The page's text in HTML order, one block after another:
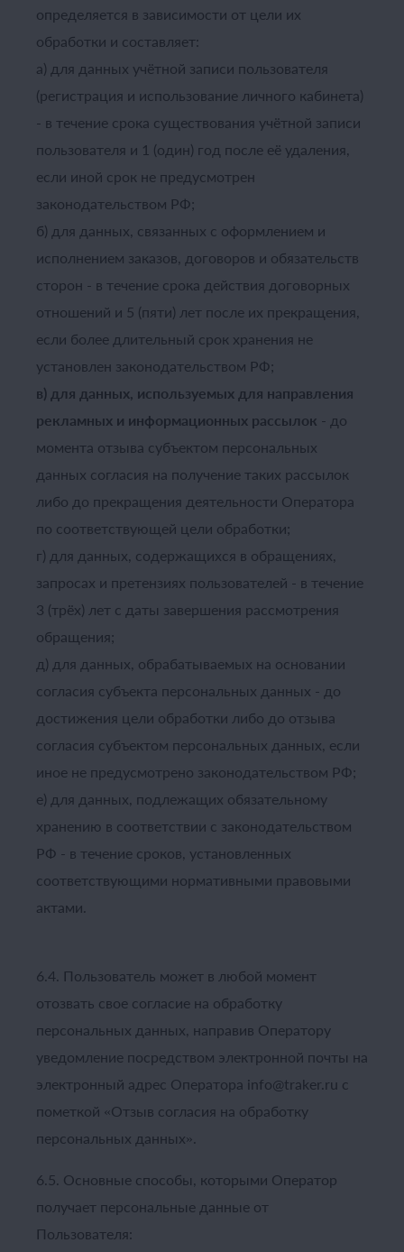
определяется в зависимости от цели их
обработки и составляет:
а) для данных учётной записи пользователя
(регистрация и использование личного кабинета)
- в течение срока существования учётной записи
пользователя и 1 (один) год после её удаления,
если иной срок не предусмотрен
законодательством РФ;
б) для данных, связанных с оформлением и
исполнением заказов, договоров и обязательств
сторон - в течение срока действия договорных
отношений и 5 (пяти) лет после их прекращения,
если более длительный срок хранения не
установлен законодательством РФ;
в) для данных, используемых для направления
рекламных и информационных рассылок - до
момента отзыва субъектом персональных
данных согласия на получение таких рассылок
либо до прекращения деятельности Оператора
по соответствующей цели обработки;
г) для данных, содержащихся в обращениях,
запросах и претензиях пользователей - в течение
3 (трёх) лет с даты завершения рассмотрения
обращения;
д) для данных, обрабатываемых на основании
согласия субъекта персональных данных - до
достижения цели обработки либо до отзыва
согласия субъектом персональных данных, если
иное не предусмотрено законодательством РФ;
е) для данных, подлежащих обязательному
хранению в соответствии с законодательством
РФ - в течение сроков, установленных
соответствующими нормативными правовыми
актами.
6.4. Пользователь может в любой момент
отозвать свое согласие на обработку
персональных данных, направив Оператору
уведомление посредством электронной почты на
электронный адрес Оператора info@traker.ru с
пометкой «Отзыв согласия на обработку
персональных данных».
6.5. Основные способы, которыми Оператор
получает персональные данные от
Пользователя: